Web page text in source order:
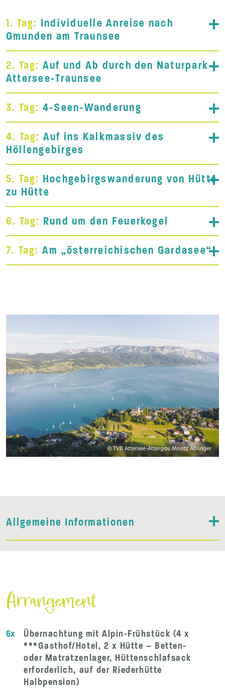
1. Tag: Individuelle Anreise nach
Gmunden am Traunsee
2. Tag: Auf und Ab durch den Naturpark
Attersee-Traunsee
3. Tag: 4-Seen-Wanderung
4. Tag: Auf ins Kalkmassiv des
Höllengebirges
5. Tag: Hochgebirgswanderung von Hütte
zu Hütte
6. Tag: Rund um den Feuerkogel
7. Tag: Am „österreichischen Gardasee“
© TVB Attersee-Attergau Moritz Ablinger
Allgemeine Informationen
Arrangement
6x
Übernachtung mit Alpin-Frühstück (4 x
***Gasthof/Hotel, 2 x Hütte – Betten-
oder Matratzenlager, Hüttenschlafsack
erforderlich, auf der Riederhütte
Halbpension)